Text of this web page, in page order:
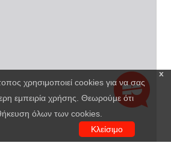
x
χρησιμοποιεί cookies για να σας
εμπειρία χρήσης. Θεωρούμε ότι
όλων των cookies.
Κλείσιμο